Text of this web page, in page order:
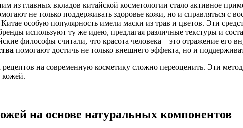
из главных вкладов китайской косметологии стало активное
не только поддерживать здоровье кожи, но и справляться с
особую популярность имели маски из трав и цветов. Эти
используют ту же идею, предлагая различные текстуры и
философы считали, что красота человека – это отражение его
помогают достичь не только внешнего эффекта, но и
на современную косметику сложно переоценить. Эти
кожей.
на основе натуральных компонентов